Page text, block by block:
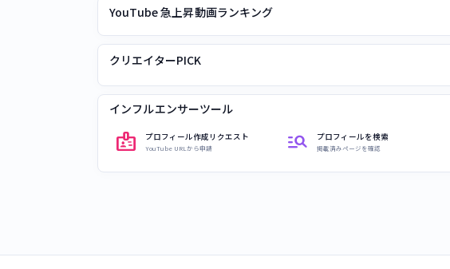
YouTube 急上昇動画ランキング
クリエイターPICK
インフルエンサーツール
badge プロフィール作成リクエスト
YouTube URLから申請 manage_search プロフィールを検索
掲載済みページを確認